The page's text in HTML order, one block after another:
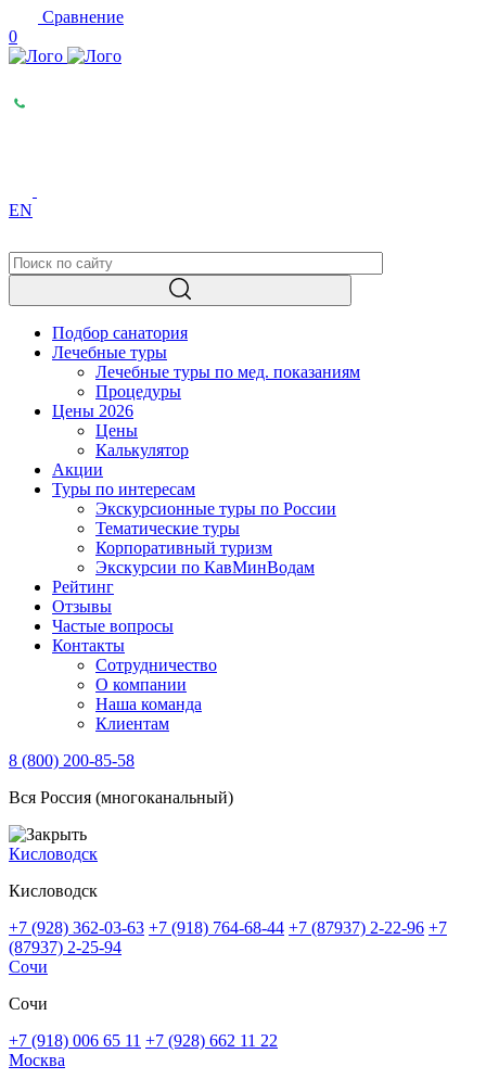
Сравнение
0
EN
Подбор санатория
Лечебные туры
Лечебные туры по мед. показаниям
Процедуры
Цены 2026
Цены
Калькулятор
Акции
Туры по интересам
Экскурсионные туры по России
Тематические туры
Корпоративный туризм
Экскурсии по КавМинВодам
Рейтинг
Отзывы
Частые вопросы
Контакты
Сотрудничество
О компании
Наша команда
Клиентам
8 (800) 200-85-58
Вся Россия (многоканальный)
Кисловодск
Кисловодск
+7 (928) 362-03-63 +7 (918) 764-68-44 +7 (87937) 2-22-96 +7
(87937) 2-25-94
Сочи
Сочи
+7 (918) 006 65 11 +7 (928) 662 11 22
Москва